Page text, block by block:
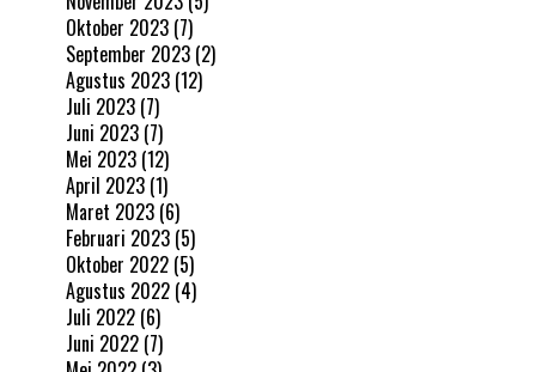
Oktober 2023 (7)
September 2023 (2)
Agustus 2023 (12)
Juli 2023 (7)
Juni 2023 (7)
Mei 2023 (12)
April 2023 (1)
Maret 2023 (6)
Februari 2023 (5)
Oktober 2022 (5)
Agustus 2022 (4)
Juli 2022 (6)
Juni 2022 (7)